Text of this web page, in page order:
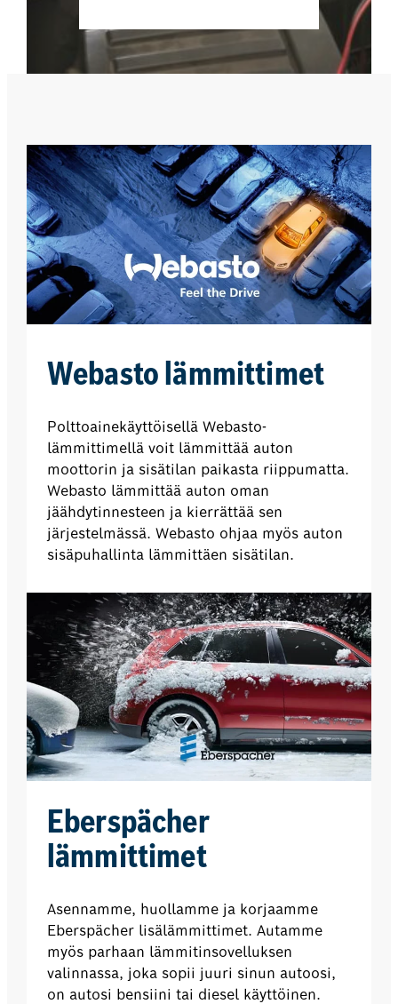
Webasto lämmittimet
Polttoainekäyttöisellä Webasto-
lämmittimellä voit lämmittää auton
moottorin ja sisätilan paikasta riippumatta.
Webasto lämmittää auton oman
jäähdytinnesteen ja kierrättää sen
järjestelmässä. Webasto ohjaa myös auton
sisäpuhallinta lämmittäen sisätilan.
Eberspächer
lämmittimet
Asennamme, huollamme ja korjaamme
Eberspächer lisälämmittimet. Autamme
myös parhaan lämmitinsovelluksen
valinnassa, joka sopii juuri sinun autoosi,
on autosi bensiini tai diesel käyttöinen.